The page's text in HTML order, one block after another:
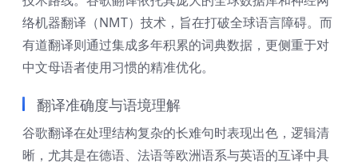
络机器翻译（NMT）技术，旨在打破全球语言障碍。而
有道翻译则通过集成多年积累的词典数据，更侧重于对
中文母语者使用习惯的精准优化。
翻译准确度与语境理解
谷歌翻译在处理结构复杂的长难句时表现出色，逻辑清
晰，尤其是在德语、法语等欧洲语系与英语的互译中具